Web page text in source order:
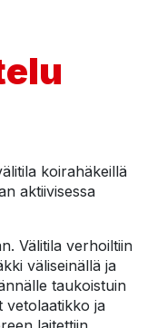
koirahäkeillä
aktiivisessa
Välitila verhoiltiin
väliseinällä ja
taukoistuin
vetolaatikko ja